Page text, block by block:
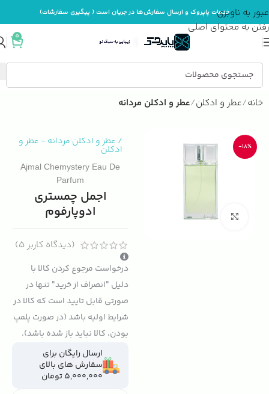
عبور به ناوبری
رفتن به محتوای اصلی
خدمات پاپروک و ارسال سفارش‌ها در جریان است ( پیگیری سفارشات)
0
خانه عطر و ادکلن عطر و ادکلن مردانه
-18%
بزرگنمایی تصویر
/ عطر و ادکلن مردانه- عطر و
ادکلن
Ajmal Chemystery Eau De
Parfum
اجمل چمستری
ادوپارفوم
(دیدگاه کاربر 5
)
درخواست مرجوع کردن کالا با
دلیل "انصراف از خرید" تنها در
صورتی قابل تایید است که کالا در
شرایط اولیه باشد (در صورت پلمپ
بودن، کالا نباید باز شده باشد).
ارسال رایگان برای
سفارش های بالای
5,000,000 تومان